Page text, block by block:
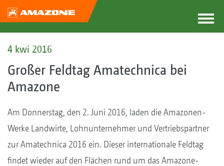
4 kwi 2016
Großer Feldtag Amatechnica bei
Amazone
Am Donnerstag, den 2. Juni 2016, laden die Amazonen-
Werke Landwirte, Lohnunternehmer und Vertriebspartner
zur Amatechnica 2016 ein. Dieser internationale Feldtag
findet wieder auf den Flächen rund um das Amazone-